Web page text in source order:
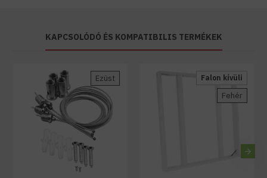
KAPCSOLÓDÓ ÉS KOMPATIBILIS TERMÉKEK
Ezüst Falon kívüli
Fehér